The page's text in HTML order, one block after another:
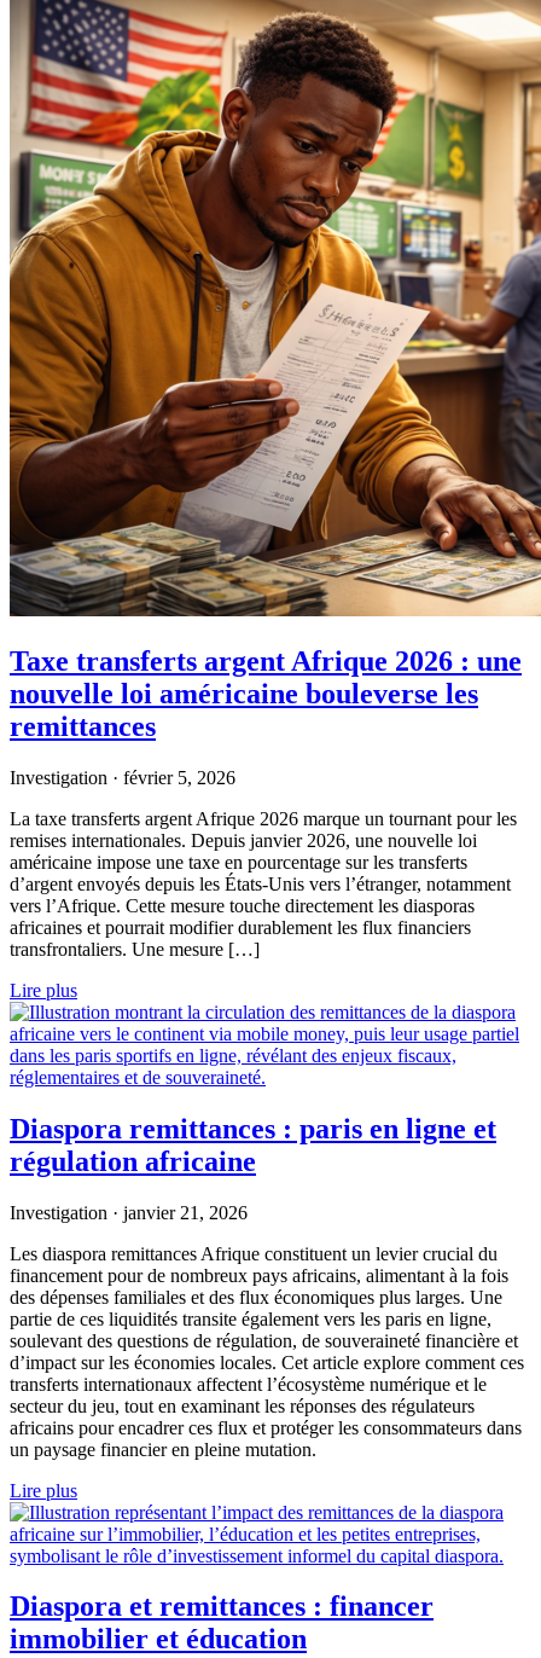
Taxe transferts argent Afrique 2026 : une
nouvelle loi américaine bouleverse les
remittances
Investigation · février 5, 2026
La taxe transferts argent Afrique 2026 marque un tournant pour les
remises internationales. Depuis janvier 2026, une nouvelle loi
américaine impose une taxe en pourcentage sur les transferts
d’argent envoyés depuis les États-Unis vers l’étranger, notamment
vers l’Afrique. Cette mesure touche directement les diasporas
africaines et pourrait modifier durablement les flux financiers
transfrontaliers. Une mesure […]
Lire plus
Diaspora remittances : paris en ligne et
régulation africaine
Investigation · janvier 21, 2026
Les diaspora remittances Afrique constituent un levier crucial du
financement pour de nombreux pays africains, alimentant à la fois
des dépenses familiales et des flux économiques plus larges. Une
partie de ces liquidités transite également vers les paris en ligne,
soulevant des questions de régulation, de souveraineté financière et
d’impact sur les économies locales. Cet article explore comment ces
transferts internationaux affectent l’écosystème numérique et le
secteur du jeu, tout en examinant les réponses des régulateurs
africains pour encadrer ces flux et protéger les consommateurs dans
un paysage financier en pleine mutation.
Lire plus
Diaspora et remittances : financer
immobilier et éducation